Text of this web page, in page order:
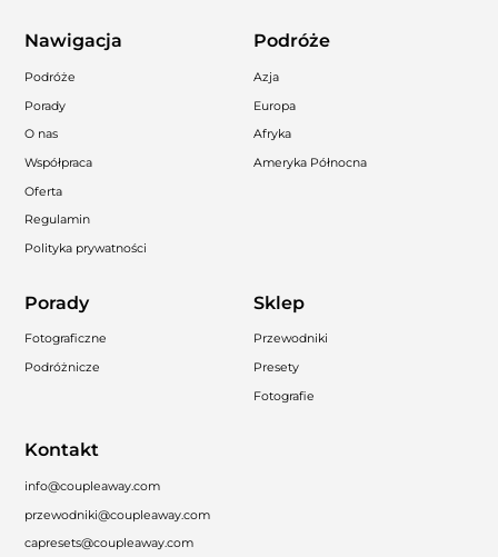
Nawigacja
Podróże
Porady
O nas
Współpraca
Oferta
Regulamin
Polityka prywatności
Podróże
Azja
Europa
Afryka
Ameryka Północna
Porady
Fotograficzne
Podróżnicze
Sklep
Przewodniki
Presety
Fotografie
Kontakt
info@coupleaway.com
przewodniki@coupleaway.com
capresets@coupleaway.com